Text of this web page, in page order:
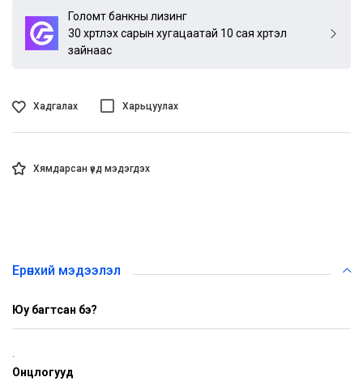
Голомт банкны лизинг
30 хүртлэх сарын хугацаатай 10 сая хүртэл
зайнаас
Хадгалах Харьцуулах
Хямдарсан үед мэдэгдэх
Ерөнхий мэдээлэл
Юу багтсан бэ?
Онцлогууд